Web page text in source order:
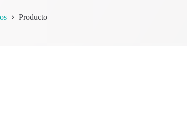
Producto